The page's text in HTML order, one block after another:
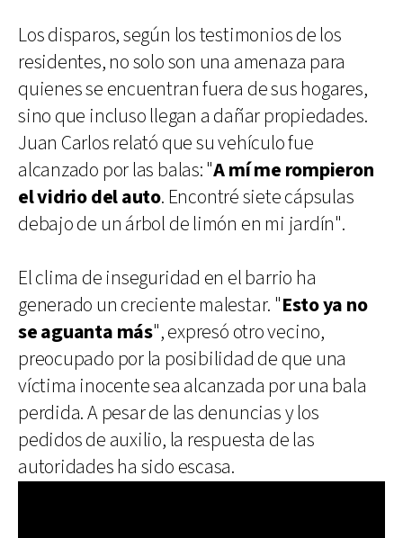
Los disparos, según los testimonios de los
residentes, no solo son una amenaza para
quienes se encuentran fuera de sus hogares,
sino que incluso llegan a dañar propiedades.
Juan Carlos relató que su vehículo fue
alcanzado por las balas: "A mí me rompieron
el vidrio del auto. Encontré siete cápsulas
debajo de un árbol de limón en mi jardín".
El clima de inseguridad en el barrio ha
generado un creciente malestar. "Esto ya no
se aguanta más", expresó otro vecino,
preocupado por la posibilidad de que una
víctima inocente sea alcanzada por una bala
perdida. A pesar de las denuncias y los
pedidos de auxilio, la respuesta de las
autoridades ha sido escasa.